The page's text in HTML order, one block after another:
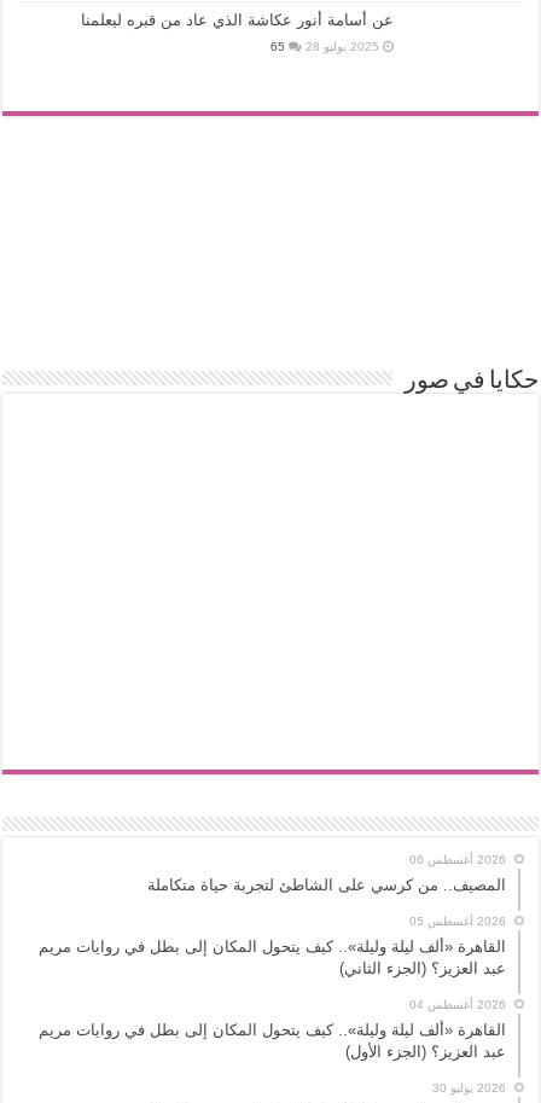
عن أسامة أنور عكاشة الذي عاد من قبره ليعلمنا
2025 يوليو 28 65
حكايا في صور
2026 أغسطس 06
المصيف.. من كرسي على الشاطئ لتجربة حياة متكاملة
2026 أغسطس 05
القاهرة «ألف ليلة وليلة».. كيف يتحول المكان إلى بطل في روايات مريم
عبد العزيز؟ (الجزء الثاني)
2026 أغسطس 04
القاهرة «ألف ليلة وليلة».. كيف يتحول المكان إلى بطل في روايات مريم
عبد العزيز؟ (الجزء الأول)
2026 يوليو 30